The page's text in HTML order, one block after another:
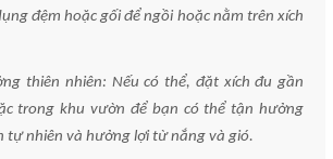
đệm hoặc gối để ngồi hoặc nằm trên xích
thiên nhiên: Nếu có thể, đặt xích đu gần
trong khu vườn để bạn có thể tận hưởng
tự nhiên và hưởng lợi từ nắng và gió.